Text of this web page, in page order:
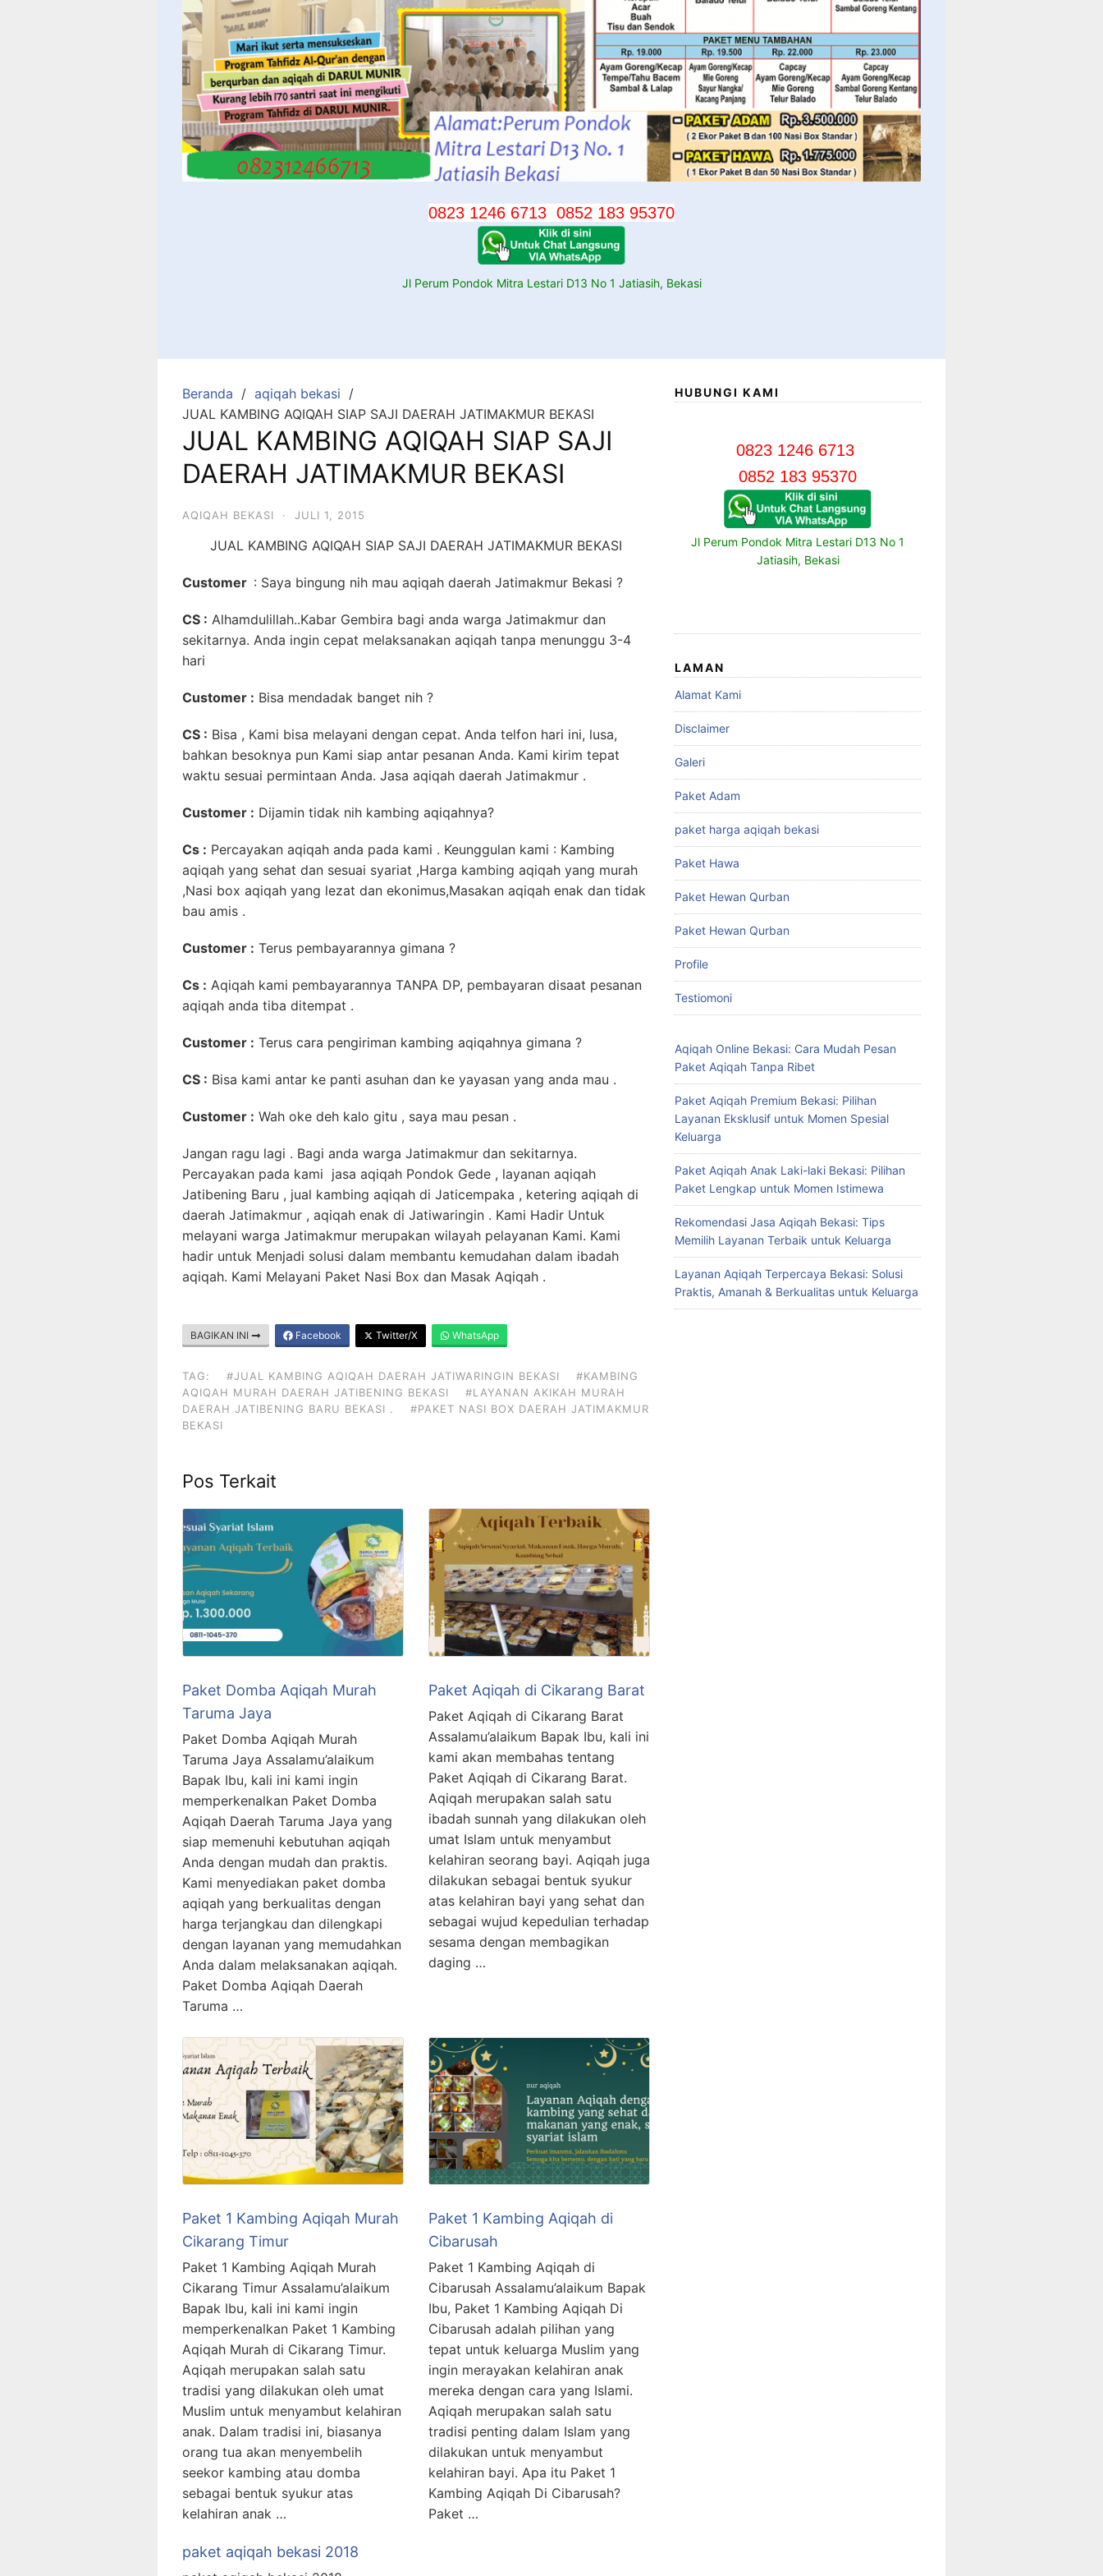
0823 1246 6713 0852 183 95370
Jl Perum Pondok Mitra Lestari D13 No 1 Jatiasih, Bekasi
Beranda
aqiqah bekasi
JUAL KAMBING AQIQAH SIAP SAJI DAERAH JATIMAKMUR BEKASI
JUAL KAMBING AQIQAH SIAP SAJI
DAERAH JATIMAKMUR BEKASI
AQIQAH BEKASI · JULI 1, 2015
JUAL KAMBING AQIQAH SIAP SAJI DAERAH JATIMAKMUR BEKASI
Customer : Saya bingung nih mau aqiqah daerah Jatimakmur Bekasi ?
CS : Alhamdulillah..Kabar Gembira bagi anda warga Jatimakmur dan
sekitarnya. Anda ingin cepat melaksanakan aqiqah tanpa menunggu 3-4
hari
Customer : Bisa mendadak banget nih ?
CS : Bisa , Kami bisa melayani dengan cepat. Anda telfon hari ini, lusa,
bahkan besoknya pun Kami siap antar pesanan Anda. Kami kirim tepat
waktu sesuai permintaan Anda. Jasa aqiqah daerah Jatimakmur .
Customer : Dijamin tidak nih kambing aqiqahnya?
Cs : Percayakan aqiqah anda pada kami . Keunggulan kami : Kambing
aqiqah yang sehat dan sesuai syariat ,Harga kambing aqiqah yang murah
,Nasi box aqiqah yang lezat dan ekonimus,Masakan aqiqah enak dan tidak
bau amis .
Customer : Terus pembayarannya gimana ?
Cs : Aqiqah kami pembayarannya TANPA DP, pembayaran disaat pesanan
aqiqah anda tiba ditempat .
Customer : Terus cara pengiriman kambing aqiqahnya gimana ?
CS : Bisa kami antar ke panti asuhan dan ke yayasan yang anda mau .
Customer : Wah oke deh kalo gitu , saya mau pesan .
Jangan ragu lagi . Bagi anda warga Jatimakmur dan sekitarnya.
Percayakan pada kami jasa aqiqah Pondok Gede , layanan aqiqah
Jatibening Baru , jual kambing aqiqah di Jaticempaka , ketering aqiqah di
daerah Jatimakmur , aqiqah enak di Jatiwaringin . Kami Hadir Untuk
melayani warga Jatimakmur merupakan wilayah pelayanan Kami. Kami
hadir untuk Menjadi solusi dalam membantu kemudahan dalam ibadah
aqiqah. Kami Melayani Paket Nasi Box dan Masak Aqiqah .
BAGIKAN INI Facebook Twitter/X WhatsApp
TAG: #JUAL KAMBING AQIQAH DAERAH JATIWARINGIN BEKASI
#KAMBING
AQIQAH MURAH DAERAH JATIBENING BEKASI
#LAYANAN AKIKAH MURAH
DAERAH JATIBENING BARU BEKASI .
#PAKET NASI BOX DAERAH JATIMAKMUR
BEKASI
Pos Terkait
Paket Domba Aqiqah Murah
Taruma Jaya
Paket Domba Aqiqah Murah
Taruma Jaya Assalamu’alaikum
Bapak Ibu, kali ini kami ingin
memperkenalkan Paket Domba
Aqiqah Daerah Taruma Jaya yang
siap memenuhi kebutuhan aqiqah
Anda dengan mudah dan praktis.
Kami menyediakan paket domba
aqiqah yang berkualitas dengan
harga terjangkau dan dilengkapi
dengan layanan yang memudahkan
Anda dalam melaksanakan aqiqah.
Paket Domba Aqiqah Daerah
Taruma …
Paket Aqiqah di Cikarang Barat
Paket Aqiqah di Cikarang Barat
Assalamu’alaikum Bapak Ibu, kali ini
kami akan membahas tentang
Paket Aqiqah di Cikarang Barat.
Aqiqah merupakan salah satu
ibadah sunnah yang dilakukan oleh
umat Islam untuk menyambut
kelahiran seorang bayi. Aqiqah juga
dilakukan sebagai bentuk syukur
atas kelahiran bayi yang sehat dan
sebagai wujud kepedulian terhadap
sesama dengan membagikan
daging …
Paket 1 Kambing Aqiqah Murah
Cikarang Timur
Paket 1 Kambing Aqiqah Murah
Cikarang Timur Assalamu’alaikum
Bapak Ibu, kali ini kami ingin
memperkenalkan Paket 1 Kambing
Aqiqah Murah di Cikarang Timur.
Aqiqah merupakan salah satu
tradisi yang dilakukan oleh umat
Muslim untuk menyambut kelahiran
anak. Dalam tradisi ini, biasanya
orang tua akan menyembelih
seekor kambing atau domba
sebagai bentuk syukur atas
kelahiran anak …
Paket 1 Kambing Aqiqah di
Cibarusah
Paket 1 Kambing Aqiqah di
Cibarusah Assalamu’alaikum Bapak
Ibu, Paket 1 Kambing Aqiqah Di
Cibarusah adalah pilihan yang
tepat untuk keluarga Muslim yang
ingin merayakan kelahiran anak
mereka dengan cara yang Islami.
Aqiqah merupakan salah satu
tradisi penting dalam Islam yang
dilakukan untuk menyambut
kelahiran bayi. Apa itu Paket 1
Kambing Aqiqah Di Cibarusah?
Paket …
paket aqiqah bekasi 2018
HUBUNGI KAMI
0823 1246 6713
0852 183 95370
Jl Perum Pondok Mitra Lestari D13 No 1
Jatiasih, Bekasi
LAMAN
Alamat Kami
Disclaimer
Galeri
Paket Adam
paket harga aqiqah bekasi
Paket Hawa
Paket Hewan Qurban
Paket Hewan Qurban
Profile
Testiomoni
Aqiqah Online Bekasi: Cara Mudah Pesan
Paket Aqiqah Tanpa Ribet
Paket Aqiqah Premium Bekasi: Pilihan
Layanan Eksklusif untuk Momen Spesial
Keluarga
Paket Aqiqah Anak Laki-laki Bekasi: Pilihan
Paket Lengkap untuk Momen Istimewa
Rekomendasi Jasa Aqiqah Bekasi: Tips
Memilih Layanan Terbaik untuk Keluarga
Layanan Aqiqah Terpercaya Bekasi: Solusi
Praktis, Amanah & Berkualitas untuk Keluarga